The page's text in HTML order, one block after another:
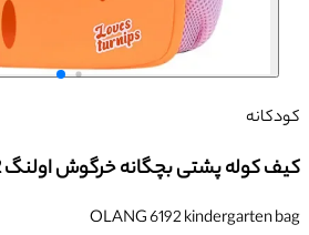
کودکانه
کیف کوله پشتی بچگانه خرگوش اولنگ 6192
OLANG 6192 kindergarten bag